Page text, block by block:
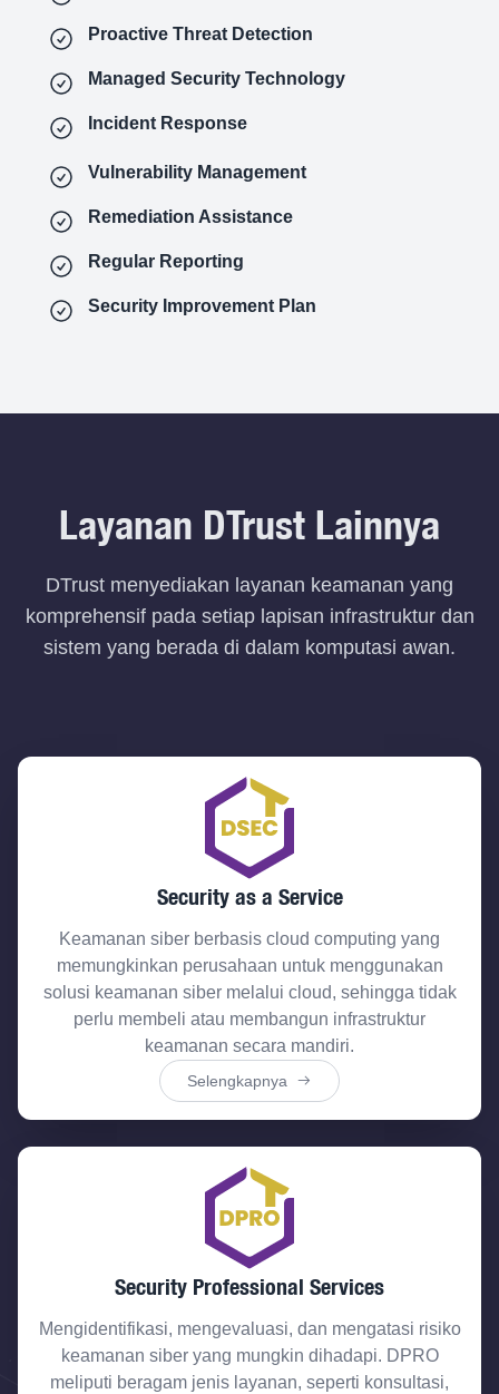
Proactive Threat Detection
Managed Security Technology
Incident Response
Vulnerability Management
Remediation Assistance
Regular Reporting
Security Improvement Plan
Layanan DTrust Lainnya
DTrust menyediakan layanan keamanan yang
komprehensif pada setiap lapisan infrastruktur dan
sistem yang berada di dalam komputasi awan.
Security as a Service
Keamanan siber berbasis cloud computing yang
memungkinkan perusahaan untuk menggunakan
solusi keamanan siber melalui cloud, sehingga tidak
perlu membeli atau membangun infrastruktur
keamanan secara mandiri.
Selengkapnya
Security Professional Services
Mengidentifikasi, mengevaluasi, dan mengatasi risiko
keamanan siber yang mungkin dihadapi. DPRO
meliputi beragam jenis layanan, seperti konsultasi,